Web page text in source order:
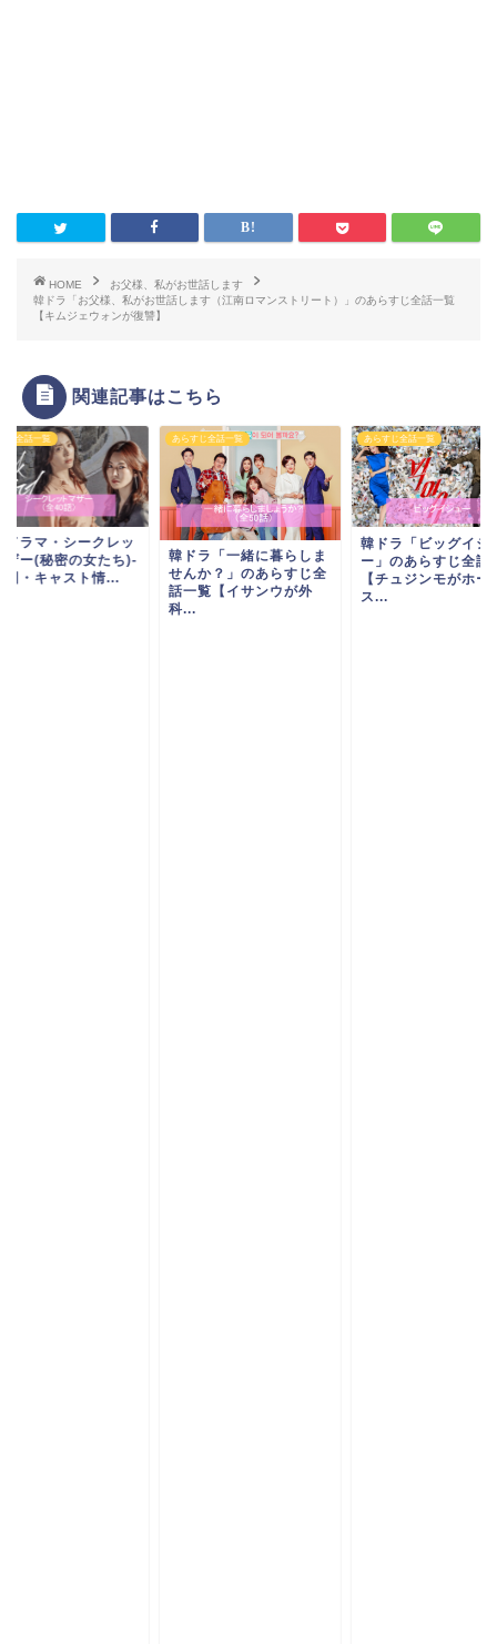
HOME
お父様、私がお世話します
韓ドラ「お父様、私がお世話します（江南ロマンストリート）」のあらすじ全話一覧
【キムジェウォンが復讐】
関連記事はこちら
じ全話一覧
ドラマ・シークレッ
ザー(秘密の女たち)-
図・キャスト情...
あらすじ全話一覧
韓ドラ「一緒に暮らしま
せんか？」のあらすじ全
話一覧【イサンウが外
科...
あらすじ全話一覧
韓ドラ「ビッグイシ
ー」のあらすじ全話
【チュジンモがホー
ス...